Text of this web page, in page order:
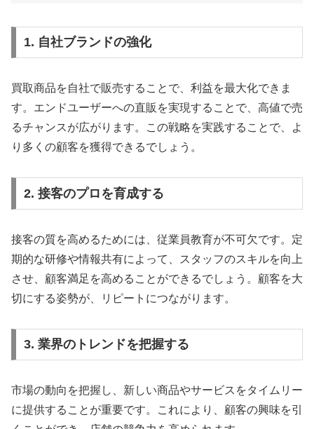
1. 自社ブランドの強化
買取商品を自社で販売することで、利益を最大化できま
す。エンドユーザーへの直販を実現することで、高値で売
るチャンスが広がります。この戦略を実践することで、よ
り多くの顧客を獲得できるでしょう。
2. 接客のプロを育成する
接客の質を高めるためには、従業員教育が不可欠です。定
期的な研修や情報共有によって、スタッフのスキルを向上
させ、顧客満足を高めることができるでしょう。顧客を大
切にする姿勢が、リピートにつながります。
3. 業界のトレンドを把握する
市場の動向を把握し、新しい商品やサービスをタイムリー
に提供することが重要です。これにより、顧客の興味を引